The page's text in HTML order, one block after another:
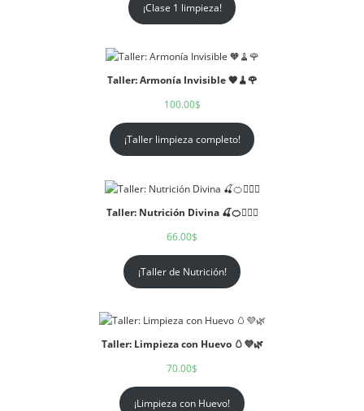
¡Clase 1 limpieza!
Taller: Armonía Invisible 🧡🧹🌹
100.00$
¡Taller limpieza completo!
Taller: Nutrición Divina 🍒🍊🧘🏻‍♀️
66.00$
¡Taller de Nutrición!
Taller: Limpieza con Huevo 🥚💜🌿
70.00$
¡Limpieza con Huevo!